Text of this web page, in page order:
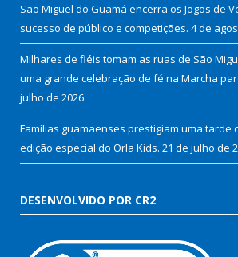
São Miguel do Guamá encerra os Jogos de
sucesso de público e competições. 4 de
Milhares de fiéis tomam as ruas de São
uma grande celebração de fé na Marcha
julho de 2026
Famílias guamaenses prestigiam uma tarde
edição especial do Orla Kids. 21 de julho de
DESENVOLVIDO POR CR2